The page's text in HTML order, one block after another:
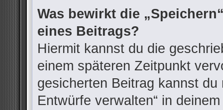
Was bewirkt die
eines Beitrags?
Hiermit kannst du die
einem späteren Zeitpunkt
gesicherten Beitrag kannst
Entwürfe verwalten“ in